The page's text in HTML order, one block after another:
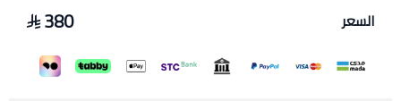
السعر 380